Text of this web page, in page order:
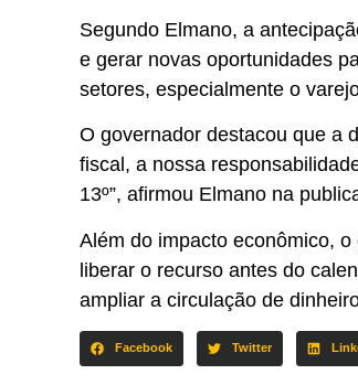
Segundo Elmano, a
e gerar novas oportunidades
setores, especialmente o
O governador destacou que a
fiscal, a nossa
13º”, afirmou Elmano na
Além do impacto econômico,
liberar o recurso antes do
ampliar a circulação de
Facebook Twitter